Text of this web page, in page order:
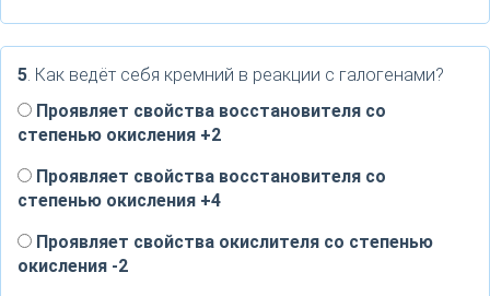
5. Как ведёт себя кремний в реакции с галогенами?
Проявляет свойства восстановителя со
степенью окисления +2
Проявляет свойства восстановителя со
степенью окисления +4
Проявляет свойства окислителя со степенью
окисления -2